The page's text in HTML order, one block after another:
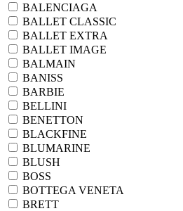
BALENCIAGA
BALLET CLASSIC
BALLET EXTRA
BALLET IMAGE
BALMAIN
BANISS
BARBIE
BELLINI
BENETTON
BLACKFINE
BLUMARINE
BLUSH
BOSS
BOTTEGA VENETA
BRETT